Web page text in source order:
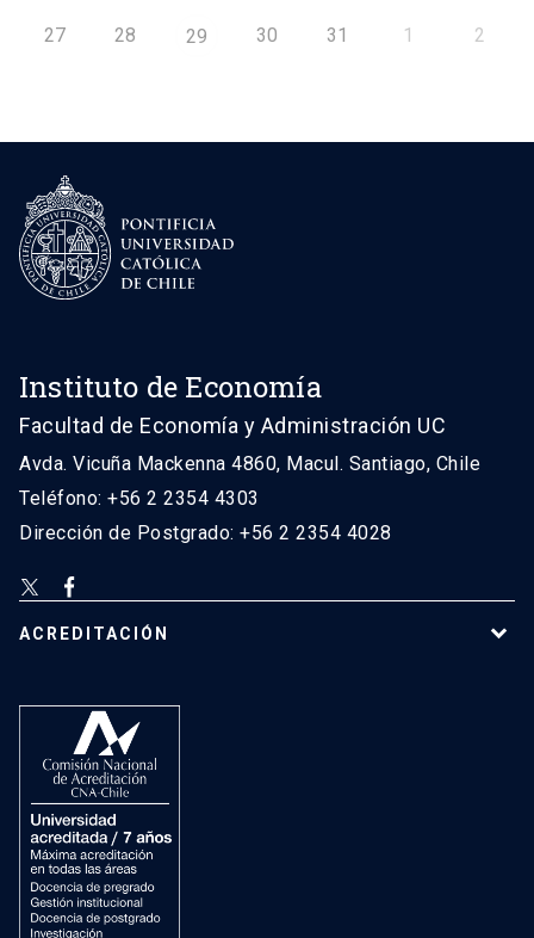
27 28 29 30 31 1 2
Instituto de Economía
Facultad de Economía y Administración UC
Avda. Vicuña Mackenna 4860, Macul. Santiago, Chile
Teléfono: +56 2 2354 4303
Dirección de Postgrado: +56 2 2354 4028
ACREDITACIÓN